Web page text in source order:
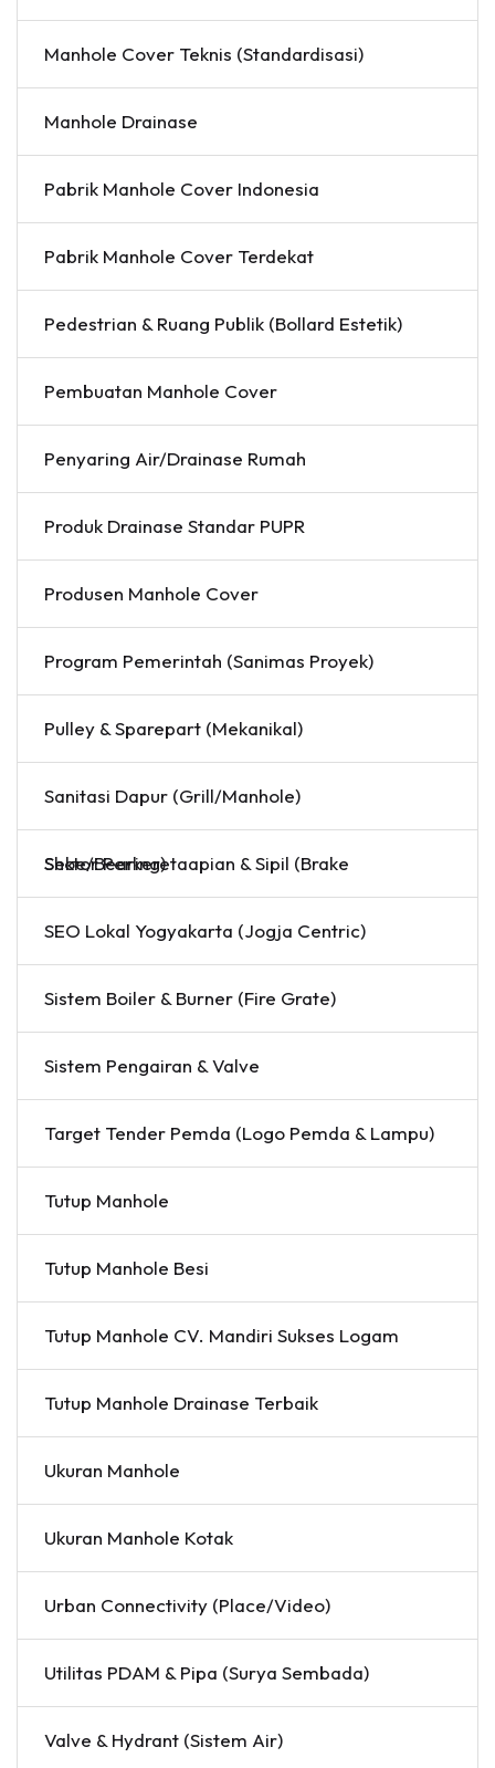
Manhole Cover Teknis (Standardisasi)
Manhole Drainase
Pabrik Manhole Cover Indonesia
Pabrik Manhole Cover Terdekat
Pedestrian & Ruang Publik (Bollard Estetik)
Pembuatan Manhole Cover
Penyaring Air/Drainase Rumah
Produk Drainase Standar PUPR
Produsen Manhole Cover
Program Pemerintah (Sanimas Proyek)
Pulley & Sparepart (Mekanikal)
Sanitasi Dapur (Grill/Manhole)
Sektor Perkeretaapian & Sipil (Brake Shoe/Bearing)
SEO Lokal Yogyakarta (Jogja Centric)
Sistem Boiler & Burner (Fire Grate)
Sistem Pengairan & Valve
Target Tender Pemda (Logo Pemda & Lampu)
Tutup Manhole
Tutup Manhole Besi
Tutup Manhole CV. Mandiri Sukses Logam
Tutup Manhole Drainase Terbaik
Ukuran Manhole
Ukuran Manhole Kotak
Urban Connectivity (Place/Video)
Utilitas PDAM & Pipa (Surya Sembada)
Valve & Hydrant (Sistem Air)